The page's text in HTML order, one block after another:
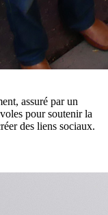
assuré par un
pour soutenir la
des liens sociaux.